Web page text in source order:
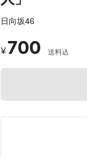
日向坂46
¥700 送料込